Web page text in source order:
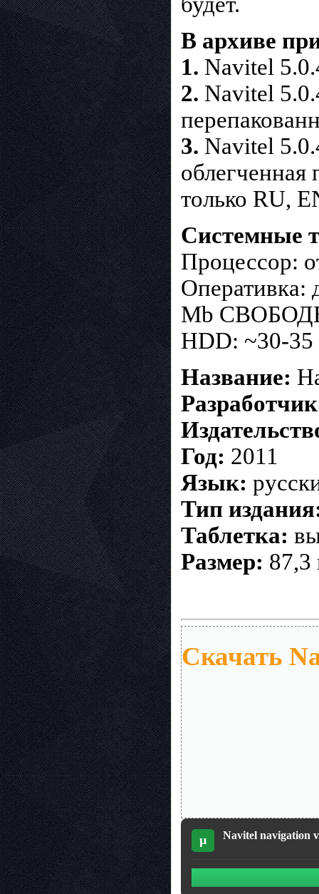
В архиве
1. Navitel
2. Navitel
3. Navitel
облегченная
только RU,
Системные
Процессор:
Оперативка:
Mb
HDD: ~30-35
Название:
Год: 2011
Язык:
Тип
Таблетка:
Размер: 87,3
Скачать
µ Navitel navigation